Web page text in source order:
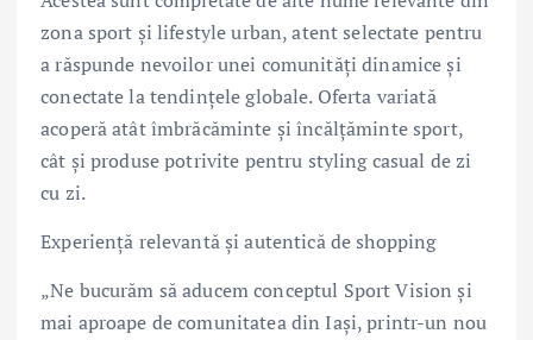
zona sport și lifestyle urban, atent selectate pentru
a răspunde nevoilor unei comunități dinamice și
conectate la tendințele globale. Oferta variată
acoperă atât îmbrăcăminte și încălțăminte sport,
cât și produse potrivite pentru styling casual de zi
cu zi.
Experiență relevantă și autentică de shopping
„Ne bucurăm să aducem conceptul Sport Vision și
mai aproape de comunitatea din Iași, printr-un nou